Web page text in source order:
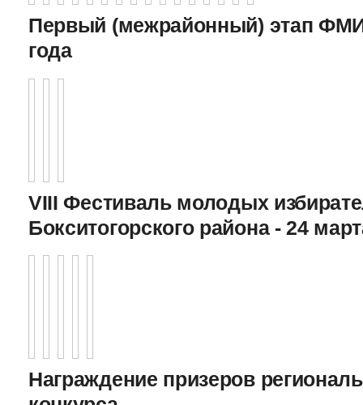
Первый (межрайонный) этап
года
VIII Фестиваль молодых
Бокситогорского района - 24
Награждение призеров